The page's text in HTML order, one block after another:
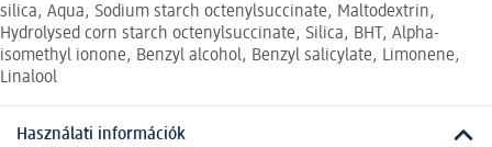
silica, Aqua, Sodium starch octenylsuccinate, Maltodextrin,
Hydrolysed corn starch octenylsuccinate, Silica, BHT, Alpha-
isomethyl ionone, Benzyl alcohol, Benzyl salicylate, Limonene,
Linalool
Használati információk